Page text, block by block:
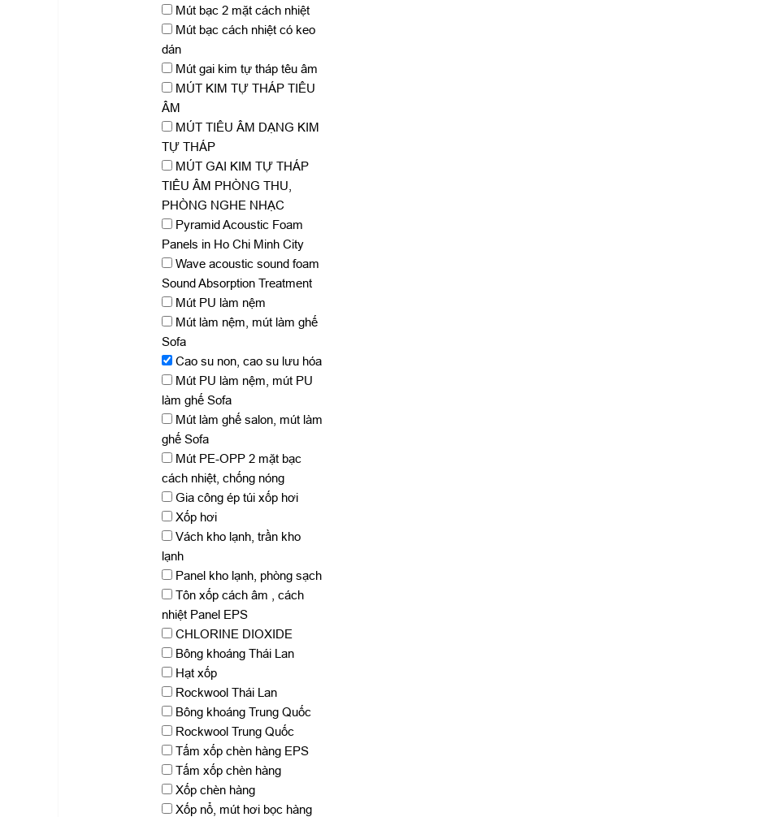
Mút bạc 2 mặt cách nhiệt
Mút bạc cách nhiệt có keo
dán
Mút gai kim tự tháp têu âm
MÚT KIM TỰ THÁP TIÊU
ÂM
MÚT TIÊU ÂM DẠNG KIM
TỰ THÁP
MÚT GAI KIM TỰ THÁP
TIÊU ÂM PHÒNG THU,
PHÒNG NGHE NHẠC
Pyramid Acoustic Foam
Panels in Ho Chi Minh City
Wave acoustic sound foam
Sound Absorption Treatment
Mút PU làm nệm
Mút làm nệm, mút làm ghế
Sofa
Cao su non, cao su lưu hóa
Mút PU làm nệm, mút PU
làm ghế Sofa
Mút làm ghế salon, mút làm
ghế Sofa
Mút PE-OPP 2 mặt bạc
cách nhiệt, chống nóng
Gia công ép túi xốp hơi
Xốp hơi
Vách kho lạnh, trần kho
lạnh
Panel kho lạnh, phòng sạch
Tôn xốp cách âm , cách
nhiệt Panel EPS
CHLORINE DIOXIDE
Bông khoáng Thái Lan
Hạt xốp
Rockwool Thái Lan
Bông khoáng Trung Quốc
Rockwool Trung Quốc
Tấm xốp chèn hàng EPS
Tấm xốp chèn hàng
Xốp chèn hàng
Xốp nổ, mút hơi bọc hàng